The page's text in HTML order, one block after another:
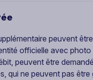
peuvent
officielle avec
peuvent être
qui ne peuvent pas